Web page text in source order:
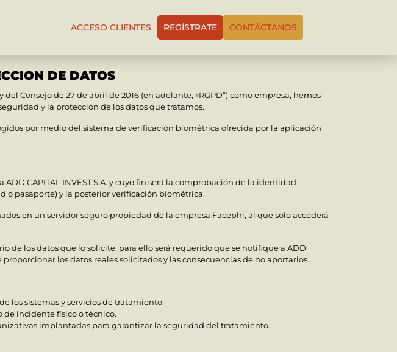
ACCESO CLIENTES REGÍSTRATE CONTÁCTANOS
DE DATOS
Consejo de 27 de abril de 2016 (en adelante, «RGPD”) como empresa, hemos
y la protección de los datos que tratamos.
por medio del sistema de verificación biométrica ofrecida por la aplicación
CAPITAL INVEST S.A. y cuyo fin será la comprobación de la identidad
pasaporte) y la posterior verificación biométrica.
en un servidor seguro propiedad de la empresa Facephi, al que sólo accederá
de los datos que lo solicite, para ello será requerido que se notifique a ADD
los datos reales solicitados y las consecuencias de no aportarlos.
los sistemas y servicios de tratamiento.
de incidente físico o técnico.
implantadas para garantizar la seguridad del tratamiento.